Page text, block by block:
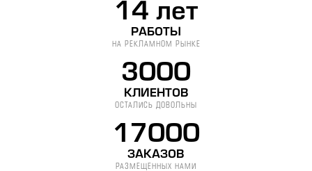
14 лет
РАБОТЫ
НА РЕКЛАМНОМ РЫНКЕ
3000
КЛИЕНТОВ
ОСТАЛИСЬ ДОВОЛЬНЫ
17000
ЗАКАЗОВ
РАЗМЕЩЕННЫХ НАМИ